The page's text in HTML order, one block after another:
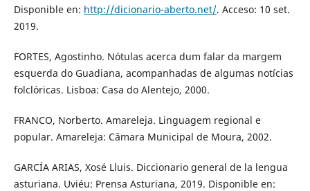
Disponible en: http://dicionario-aberto.net/. Acceso: 10 set.
2019.
FORTES, Agostinho. Nótulas acerca dum falar da margem
esquerda do Guadiana, acompanhadas de algumas notícias
folclóricas. Lisboa: Casa do Alentejo, 2000.
FRANCO, Norberto. Amareleja. Linguagem regional e
popular. Amareleja: Câmara Municipal de Moura, 2002.
GARCÍA ARIAS, Xosé Lluis. Diccionario general de la lengua
asturiana. Uviéu: Prensa Asturiana, 2019. Disponible en: